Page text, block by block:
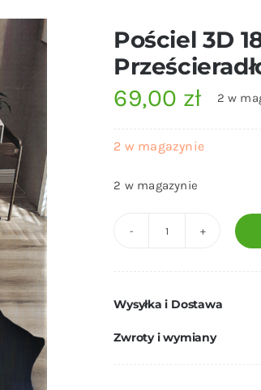
Pościel 3D
69,00 zł 2 w
2 w magazynie
2 w magazynie
180x200cm
Kwiatki
Wysyłka i Dostawa
Zwroty i wymiany